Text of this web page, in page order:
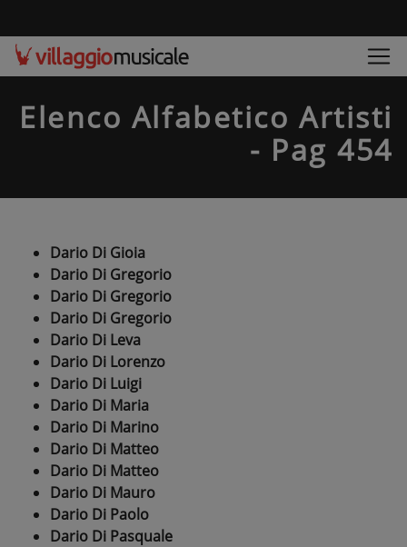
Elenco Alfabetico Artisti
- Pag 454
Dario Di Gioia
Dario Di Gregorio
Dario Di Gregorio
Dario Di Gregorio
Dario Di Leva
Dario Di Lorenzo
Dario Di Luigi
Dario Di Maria
Dario Di Marino
Dario Di Matteo
Dario Di Matteo
Dario Di Mauro
Dario Di Paolo
Dario Di Pasquale